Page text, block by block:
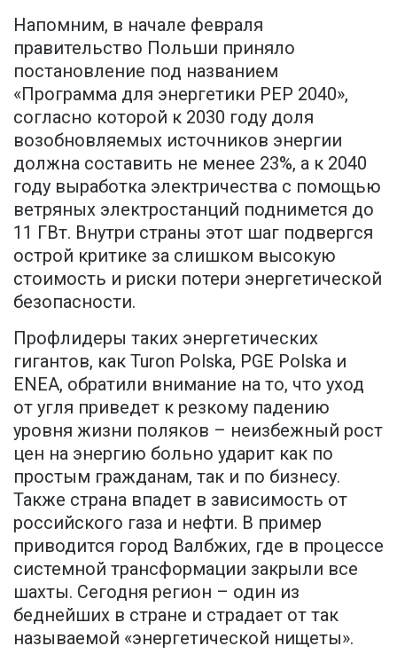
Напомним, в начале февраля
правительство Польши приняло
постановление под названием
«Программа для энергетики PEP 2040»,
согласно которой к 2030 году доля
возобновляемых источников энергии
должна составить не менее 23%, а к 2040
году выработка электричества с помощью
ветряных электростанций поднимется до
11 ГВт. Внутри страны этот шаг подвергся
острой критике за слишком высокую
стоимость и риски потери энергетической
безопасности.
Профлидеры таких энергетических
гигантов, как Turon Polska, PGE Polska и
ENEA, обратили внимание на то, что уход
от угля приведет к резкому падению
уровня жизни поляков – неизбежный рост
цен на энергию больно ударит как по
простым гражданам, так и по бизнесу.
Также страна впадет в зависимость от
российского газа и нефти. В пример
приводится город Валбжих, где в процессе
системной трансформации закрыли все
шахты. Сегодня регион – один из
беднейших в стране и страдает от так
называемой «энергетической нищеты».